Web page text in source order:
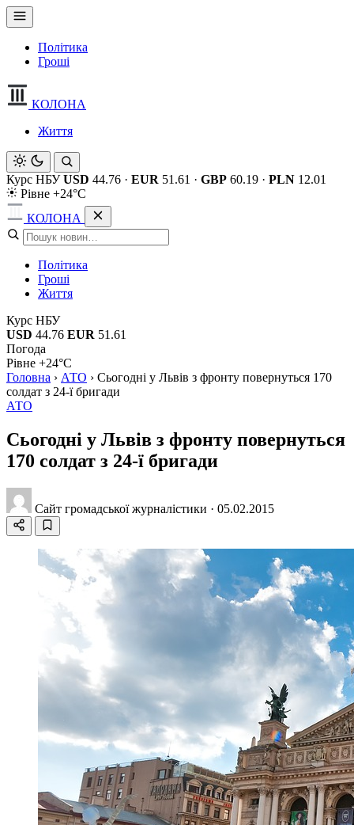
Політика
Гроші
КОЛОНА
Життя
Курс НБУ USD 44.76 · EUR 51.61 · GBP 60.19 · PLN 12.01
Рівне +24°C
КОЛОНА
Політика
Гроші
Життя
Курс НБУ
USD 44.76 EUR 51.61
Погода
Рівне +24°C
Головна › АТО › Сьогодні у Львів з фронту повернуться 170
солдат з 24-ї бригади
АТО
Сьогодні у Львів з фронту повернуться
170 солдат з 24-ї бригади
Сайт громадської журналістики · 05.02.2015